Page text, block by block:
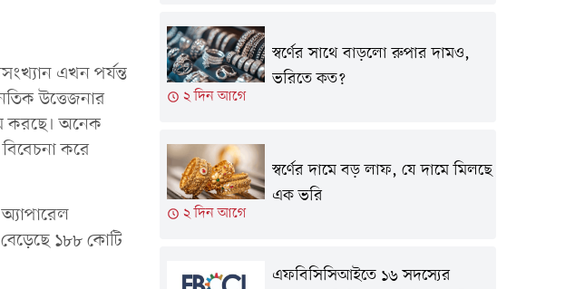
এখন পর্যন্ত
উত্তেজনার
করছে। অনেক
করে
বেড়েছে ১৮৮ কোটি
২ দিন আগে
স্বর্ণের সাথে বাড়লো রুপার দামও,
ভরিতে কত?
২ দিন আগে
স্বর্ণের দামে বড় লাফ, যে দামে মিলছে
এক ভরি
এফবিসিসিআইতে ১৬ সদস্যের